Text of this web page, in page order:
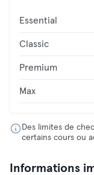
Essential
Classic
Premium
Max
Des limites de
certains cours ou
Informations